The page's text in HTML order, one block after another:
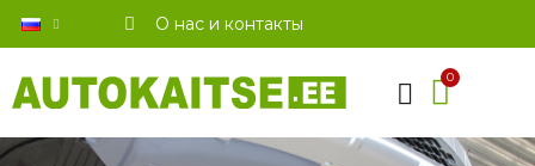
О нас и контакты